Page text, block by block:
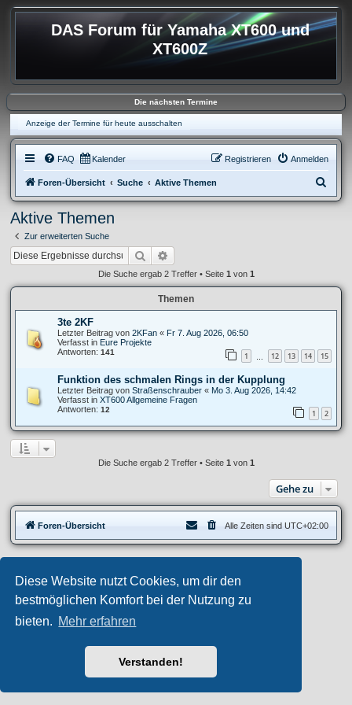
Diese Website nutzt Cookies, um dir den
bestmöglichen Komfort bei der Nutzung zu
bieten. Mehr erfahren
Verstanden!
DAS Forum für Yamaha XT600 und
XT600Z
Die nächsten Termine
Anzeige der Termine für heute ausschalten
FAQ Kalender Anmelden
Registrieren
Foren-Übersicht Suche Aktive Themen
u
Aktive Themen
Zur erweiterten Suche
Suche
Die Suche ergab 2 Treffer • Seite 1 von 1
Themen
3te 2KF
Letzter Beitrag von 2KFan « Fr 7. Aug 2026, 06:50
Verfasst in Eure Projekte
Antworten: 141 1 12 13 14 15
Funktion des schmalen Rings in der Kupplung
Letzter Beitrag von Straßenschrauber « Mo 3. Aug 2026, 14:42
Verfasst in XT600 Allgemeine Fragen
Antworten: 12 1 2
Die Suche ergab 2 Treffer • Seite 1 von 1
Gehe zu
Foren-Übersicht Alle Zeiten sind UTC+02:00
Aero style developed for phpBB
Powered by
phpBB ® Forum Software © phpBB Limited
phpBB.de
Datenschutz